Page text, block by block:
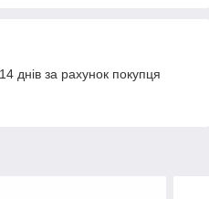
днів за рахунок покупця